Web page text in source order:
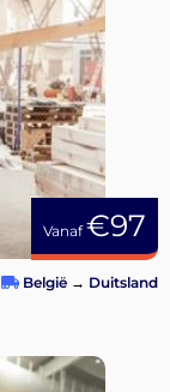
Vanaf€97
België → Duitsland